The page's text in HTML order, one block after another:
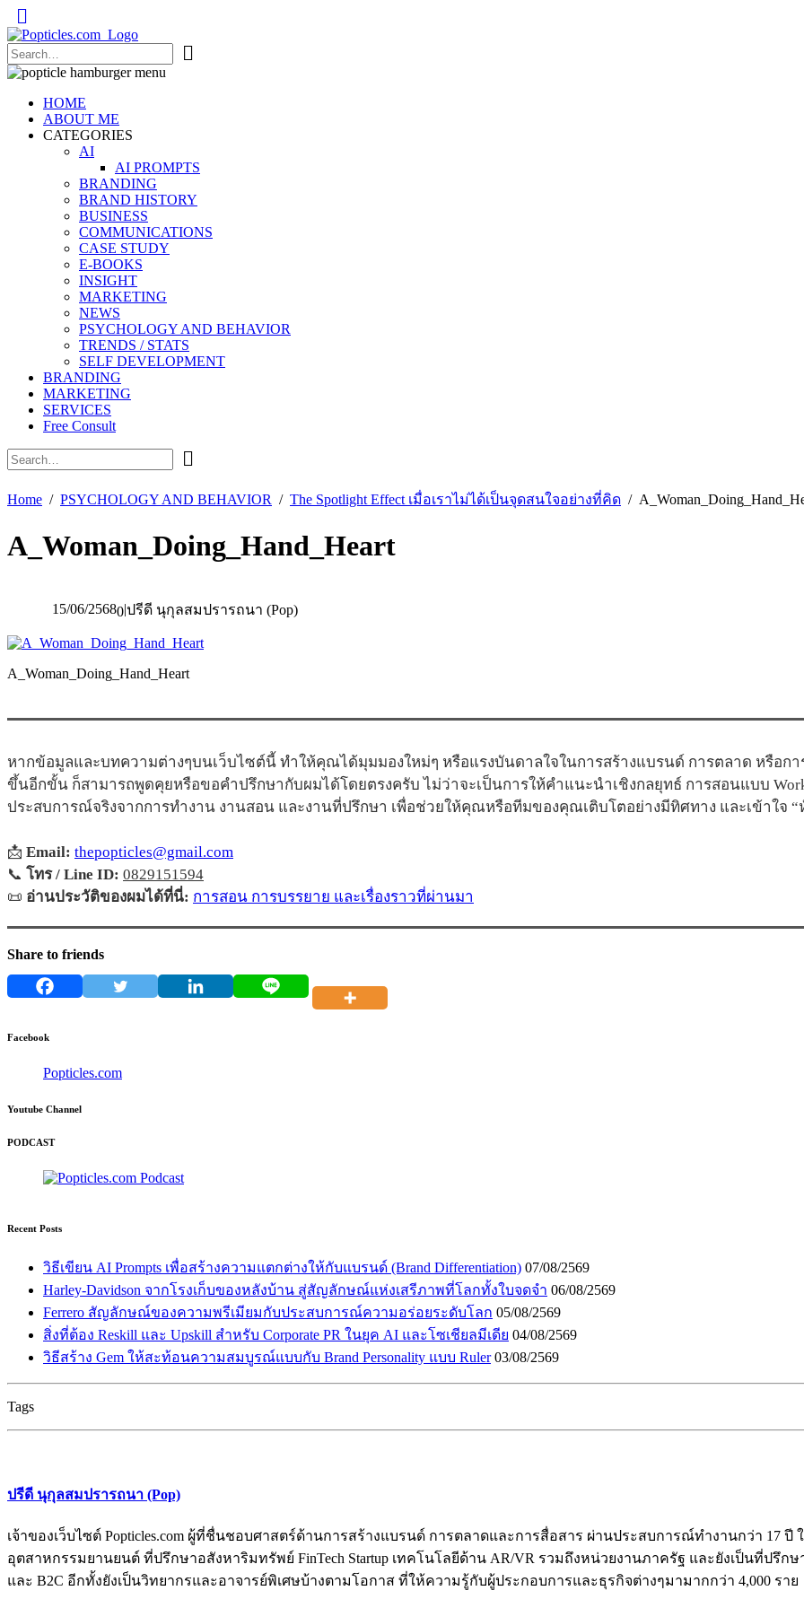
Popticles.com
HOME
ABOUT ME
CATEGORIES
AI
AI PROMPTS
BRANDING
BRAND HISTORY
BUSINESS
COMMUNICATIONS
CASE STUDY
E-BOOKS
INSIGHT
MARKETING
NEWS
PSYCHOLOGY AND BEHAVIOR
TRENDS / STATS
SELF DEVELOPMENT
BRANDING
MARKETING
SERVICES
Free Consult
Home PSYCHOLOGY AND BEHAVIOR The Spotlight Effect เมื่อเราไม่ได้เป็นจุดสนใจอย่างที่คิด
A_Woman_Doing_Hand_Heart
15/06/25680|ปรีดี นุกุลสมปรารถนา (Pop)
A_Woman_Doing_Hand_Heart
หากข้อมูลและบทความต่างๆบนเว็บไซต์นี้ ทำให้คุณได้มุมมองใหม่ๆ หรือแรงบันดาลใจในการสร้างแบรนด์ การตลาด หรือก
ขึ้นอีกขั้น ก็สามารถพูดคุยหรือขอคำปรึกษากับผมได้โดยตรงครับ ไม่ว่าจะเป็นการให้คำแนะนำเชิงกลยุทธ์ การสอนแบบ
ประสบการณ์จริงจากการทำงาน งานสอน และงานที่ปรึกษา เพื่อช่วยให้คุณหรือทีมของคุณเติบโตอย่างมีทิศทาง และเข้าใจ
📩 Email: thepopticles@gmail.com
📞 โทร / Line ID: 0829151594
📜 อ่านประวัติของผมได้ที่นี่: การสอน การบรรยาย และเรื่องราวที่ผ่านมา
Share to friends
Facebook
Popticles.com
Youtube Channel
PODCAST
Recent Posts
วิธีเขียน AI Prompts เพื่อสร้างความแตกต่างให้กับแบรนด์ (Brand Differentiation) 07/08/2569
Harley-Davidson จากโรงเก็บของหลังบ้าน สู่สัญลักษณ์แห่งเสรีภาพที่โลกทั้งใบจดจำ 06/08/2569
Ferrero สัญลักษณ์ของความพรีเมียมกับประสบการณ์ความอร่อยระดับโลก 05/08/2569
สิ่งที่ต้อง Reskill และ Upskill สำหรับ Corporate PR ในยุค AI และโซเชียลมีเดีย 04/08/2569
วิธีสร้าง Gem ให้สะท้อนความสมบูรณ์แบบกับ Brand Personality แบบ Ruler 03/08/2569
Tags
ปรีดี นุกุลสมปรารถนา (Pop)
เจ้าของเว็บไซต์ Popticles.com ผู้ที่ชื่นชอบศาสตร์ด้านการสร้างแบรนด์ การตลาดและการสื่อสาร ผ่านประสบการณ์ทำงานกว่า 17
อุตสาหกรรมยานยนต์ ที่ปรึกษาอสังหาริมทรัพย์ FinTech Startup เทคโนโลยีด้าน AR/VR รวมถึงหน่วยงานภาครัฐ และยังเป็นที่ปรึก
และ B2C อีกทั้งยังเป็นวิทยากรและอาจารย์พิเศษบ้างตามโอกาส ที่ให้ความรู้กับผู้ประกอบการและธุรกิจต่างๆมามากกว่า 4,000 ราย